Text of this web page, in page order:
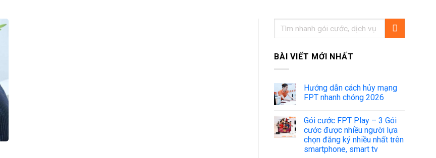
BÀI VIẾT MỚI NHẤT
Hướng dẫn cách hủy mạng
FPT nhanh chóng 2026
Gói cước FPT Play – 3 Gói
cước được nhiều người lựa
chọn đăng ký nhiều nhất trên
smartphone, smart tv